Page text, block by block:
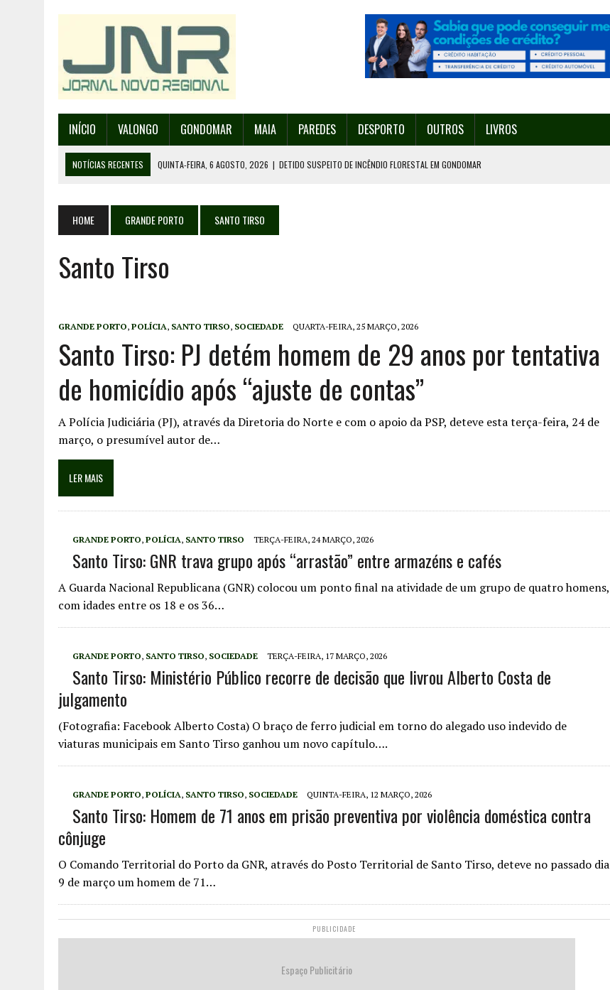
INÍCIO VALONGO GONDOMAR MAIA PAREDES DESPORTO OUTROS LIVROS
NOTÍCIAS RECENTES QUINTA-FEIRA, 6 AGOSTO, 2026 | DETIDO SUSPEITO DE INCÊNDIO FLORESTAL EM GONDOMAR
QUINTA-FEIRA, 6 AGOSTO, 2026 | INCÊNDIOS – FAFE: PJ DETÉM SUSPEITA DE ATEAR FOGO COM ISQUEIRO
SEXTA-FEIRA, 7 AGOSTO, 2026
HOME GRANDE PORTO SANTO TIRSO
Santo Tirso
GRANDE PORTO, POLÍCIA, SANTO TIRSO, SOCIEDADE QUARTA-FEIRA, 25 MARÇO, 2026
Santo Tirso: PJ detém homem de 29 anos por tentativa
de homicídio após “ajuste de contas”
A Polícia Judiciária (PJ), através da Diretoria do Norte e com o apoio da PSP, deteve esta terça-feira, 24 de
março, o presumível autor de…
LER MAIS
GRANDE PORTO, POLÍCIA, SANTO TIRSO TERÇA-FEIRA, 24 MARÇO, 2026
Santo Tirso: GNR trava grupo após “arrastão” entre armazéns e cafés
A Guarda Nacional Republicana (GNR) colocou um ponto final na atividade de um grupo de quatro homens,
com idades entre os 18 e os 36…
GRANDE PORTO, SANTO TIRSO, SOCIEDADE TERÇA-FEIRA, 17 MARÇO, 2026
Santo Tirso: Ministério Público recorre de decisão que livrou Alberto Costa de
julgamento
(Fotografia: Facebook Alberto Costa) O braço de ferro judicial em torno do alegado uso indevido de
viaturas municipais em Santo Tirso ganhou um novo capítulo….
GRANDE PORTO, POLÍCIA, SANTO TIRSO, SOCIEDADE QUINTA-FEIRA, 12 MARÇO, 2026
Santo Tirso: Homem de 71 anos em prisão preventiva por violência doméstica contra
cônjuge
O Comando Territorial do Porto da GNR, através do Posto Territorial de Santo Tirso, deteve no passado dia
9 de março um homem de 71…
PUBLICIDADE
Espaço Publicitário